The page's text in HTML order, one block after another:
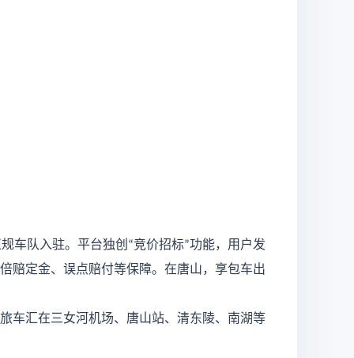
车队入驻。平台独创 “竞价招标”功能，用户发
赔定金、误点赔付等保障。在唐山，享包车出
车汇在三女河机场、唐山站、清东陵、南湖等